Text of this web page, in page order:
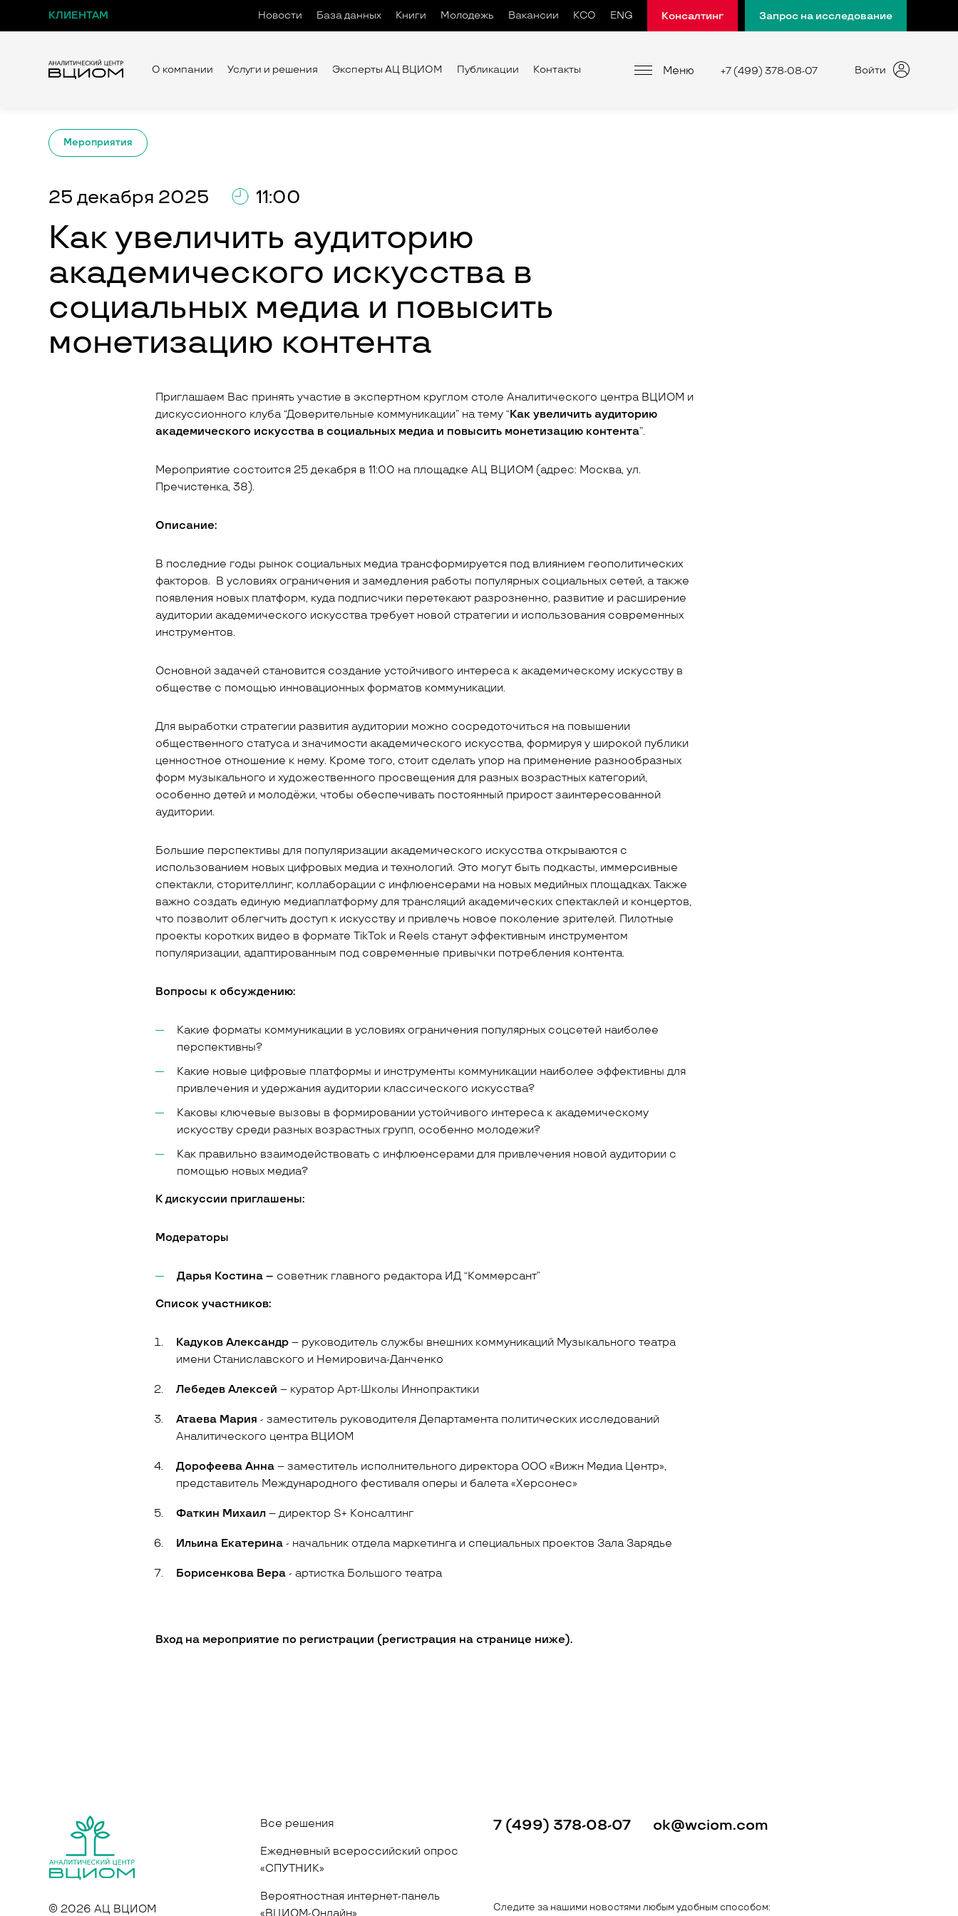
КЛИЕНТАМ Новости База данных Книги Молодежь Вакансии КСО ENG Консалтинг Запрос на исследование
О компании Услуги и решения Эксперты АЦ ВЦИОМ Публикации Контакты Меню +7 (499) 378-08-07 Войти
Мероприятия
25 декабря 2025 11:00
Как увеличить аудиторию
академического искусства в
социальных медиа и повысить
монетизацию контента
Приглашаем Вас принять участие в экспертном круглом столе Аналитического центра ВЦИОМ и
дискуссионного клуба “Доверительные коммуникации” на тему “Как увеличить аудиторию
академического искусства в социальных медиа и повысить монетизацию контента”.
Мероприятие состоится 25 декабря в 11:00 на площадке АЦ ВЦИОМ (адрес: Москва, ул.
Пречистенка, 38).
Описание:
В последние годы рынок социальных медиа трансформируется под влиянием геополитических
факторов. В условиях ограничения и замедления работы популярных социальных сетей, а также
появления новых платформ, куда подписчики перетекают разрозненно, развитие и расширение
аудитории академического искусства требует новой стратегии и использования современных
инструментов.
Основной задачей становится создание устойчивого интереса к академическому искусству в
обществе с помощью инновационных форматов коммуникации.
Для выработки стратегии развития аудитории можно сосредоточиться на повышении
общественного статуса и значимости академического искусства, формируя у широкой публики
ценностное отношение к нему. Кроме того, стоит сделать упор на применение разнообразных
форм музыкального и художественного просвещения для разных возрастных категорий,
особенно детей и молодёжи, чтобы обеспечивать постоянный прирост заинтересованной
аудитории.
Большие перспективы для популяризации академического искусства открываются с
использованием новых цифровых медиа и технологий. Это могут быть подкасты, иммерсивные
спектакли, сторителлинг, коллаборации с инфлюенсерами на новых медийных площадках. Также
важно создать единую медиаплатформу для трансляций академических спектаклей и концертов,
что позволит облегчить доступ к искусству и привлечь новое поколение зрителей. Пилотные
проекты коротких видео в формате TikTok и Reels станут эффективным инструментом
популяризации, адаптированным под современные привычки потребления контента.
Вопросы к обсуждению:
Какие форматы коммуникации в условиях ограничения популярных соцсетей наиболее
перспективны?
Какие новые цифровые платформы и инструменты коммуникации наиболее эффективны для
привлечения и удержания аудитории классического искусства?
Каковы ключевые вызовы в формировании устойчивого интереса к академическому
искусству среди разных возрастных групп, особенно молодежи?
Как правильно взаимодействовать с инфлюенсерами для привлечения новой аудитории с
помощью новых медиа?
К дискуссии приглашены:
Модераторы
Дарья Костина – советник главного редактора ИД “Коммерсант”
Список участников:
Кадуков Александр– руководитель службы внешних коммуникаций Музыкального театра
имени Станиславского и Немировича-Данченко
Лебедев Алексей– куратор Арт-Школы Иннопрактики
Атаева Мария- заместитель руководителя Департамента политических исследований
Аналитического центра ВЦИОМ
Дорофеева Анна– заместитель исполнительного директора ООО «Вижн Медиа Центр»,
представитель Международного фестиваля оперы и балета «Херсонес»
Фаткин Михаил– директор S+ Консалтинг
Ильина Екатерина- начальник отдела маркетинга и специальных проектов Зала Зарядье
Борисенкова Вера- артистка Большого театра
Вход на мероприятие по регистрации (регистрация на странице ниже).
© 2026 АЦ ВЦИОМ
Все решения
Ежедневный всероссийский опрос
«СПУТНИК»
Вероятностная интернет-панель
7 (499) 378-08-07 ok@wciom.com
Следите за нашими новостями любым удобным способом: